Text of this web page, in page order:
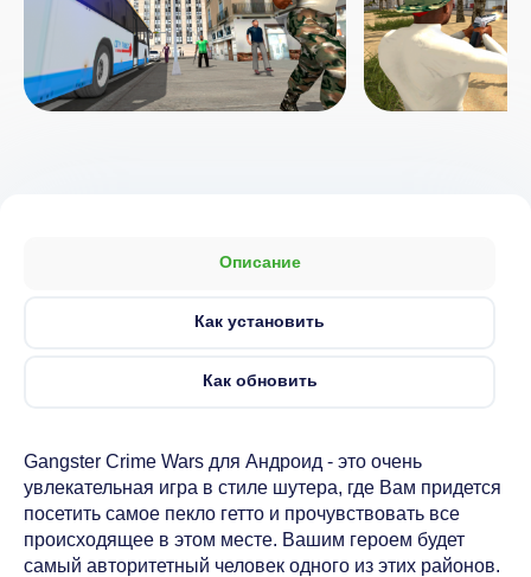
Описание
Как установить
Как обновить
Gangster Crime Wars для Андроид - это очень
увлекательная игра в стиле шутера, где Вам придется
посетить самое пекло гетто и прочувствовать все
происходящее в этом месте. Вашим героем будет
самый авторитетный человек одного из этих районов.